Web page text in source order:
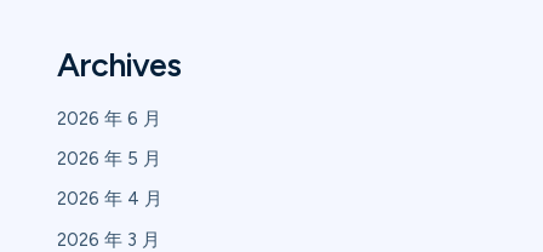
Archives
2026 年 6 月
2026 年 5 月
2026 年 4 月
2026 年 3 月